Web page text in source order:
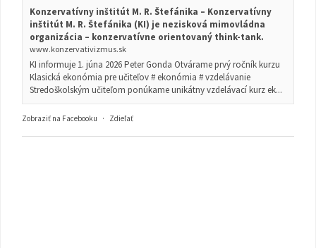
Konzervatívny inštitút M. R. Štefánika – Konzervatívny
inštitút M. R. Štefánika (KI) je nezisková mimovládna
organizácia – konzervatívne orientovaný think-tank.
www.konzervativizmus.sk
KI informuje 1. júna 2026 Peter Gonda Otvárame prvý ročník kurzu
Klasická ekonómia pre učiteľov # ekonómia # vzdelávanie
Stredoškolským učiteľom ponúkame unikátny vzdelávací kurz ek...
Zobraziť na Facebooku · Zdieľať